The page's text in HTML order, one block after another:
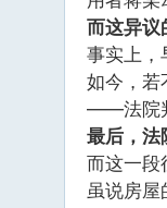
而这异议
事实上，
如今，若
——法院
最后，法
而这一段
虽说房屋